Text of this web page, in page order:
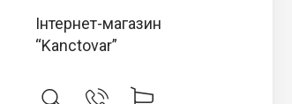
Інтернет-магазин
“Kanctovar”